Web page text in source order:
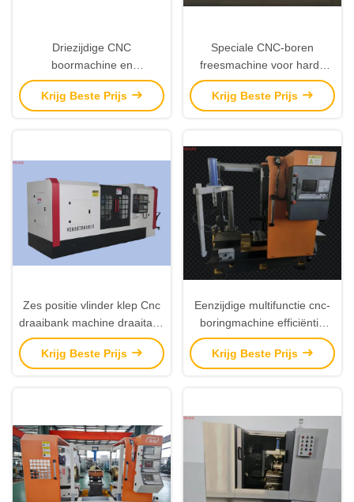
Driezijdige CNC
boormachine en
freesmachine 4500kg Cnc
draaibank te koop
Krijg Beste Prijs
Speciale CNC-boren
freesmachine voor harde
afdichtingspoortklep
Krijg Beste Prijs
Zes positie vlinder klep Cnc
draaibank machine draaitafel
boren machine
Krijg Beste Prijs
Eenzijdige multifunctie cnc-
boringmachine efficiëntie
cnc-frees draaien
Krijg Beste Prijs